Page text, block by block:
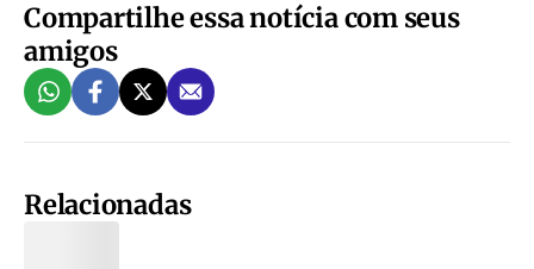
Compartilhe essa notícia com seus
amigos
Relacionadas